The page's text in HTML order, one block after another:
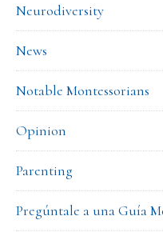
Neurodiversity
News
Notable Montessorians
Opinion
Parenting
Pregúntale a una Guía